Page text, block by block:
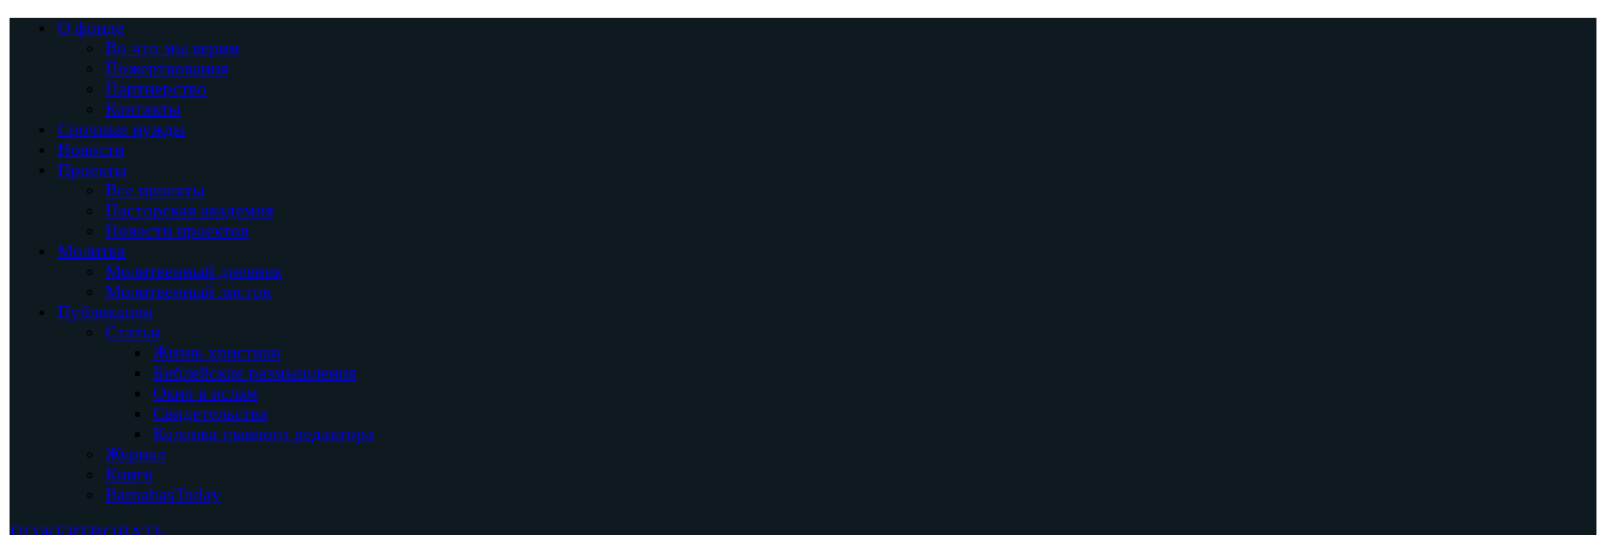
О фонде
Во что мы верим
Пожертвования
Партнерство
Контакты
Срочные нужды
Новости
Проекты
Все проекты
Пасторская академия
Новости проектов
Молитва
Молитвенный дневник
Молитвенный листок
Публикации
Статьи
Жизнь христиан
Библейские размышления
Окно в ислам
Свидетельства
Колонка главного редактора
Журнал
Книги
BarnabasToday